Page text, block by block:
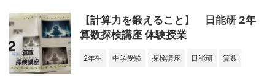
【計算力を鍛えること】 日能研 2年
算数探検講座 体験授業
2年生 中学受験 探検講座 日能研 算数